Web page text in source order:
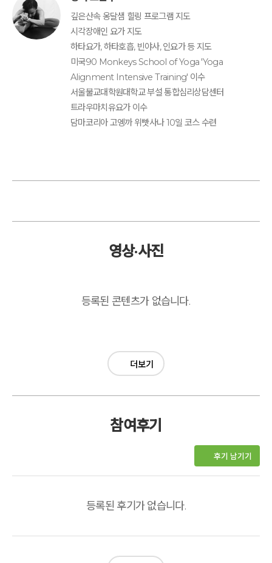
깊은산속 옹달샘 힐링 프로그램 지도
시각장애인 요가 지도
하타요가, 하타호흡, 빈야사, 인요가 등 지도
미국90 Monkeys School of Yoga 'Yoga
Alignment Intensive Training' 이수
서울불교대학원대학교 부설 통합심리상담센터
트라우마치유요가 이수
담마코리아 고엥까 위빳사나 10일 코스 수련
영상·사진
등록된 콘텐츠가 없습니다.
더보기
참여후기
후기 남기기
등록된 후기가 없습니다.